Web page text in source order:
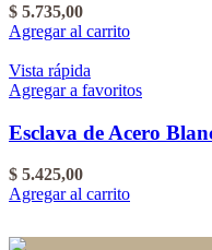
$ 5.735,00
Agregar al carrito
Vista rápida
Agregar a favoritos
Esclava de Acero
$ 5.425,00
Agregar al carrito